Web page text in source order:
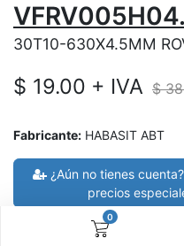
0
30T10-630X4.5MM
$ 19.00 + IVA $
Fabricante: HABASIT ABT
¿Aún no tienes
precios